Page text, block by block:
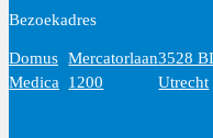
Bezoekadres
Domus
Medica
Mercatorlaan
1200
3528
Utrecht